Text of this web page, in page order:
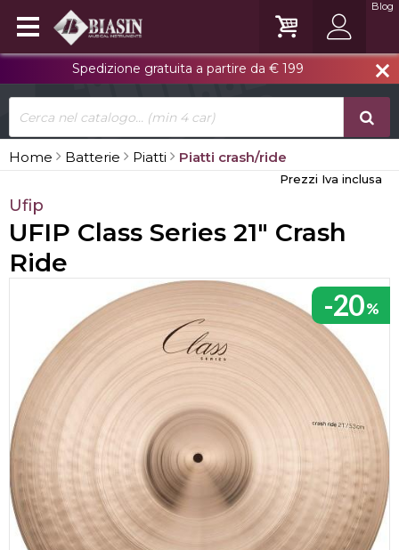
close
Spedizione gratuita a partire da € 199
Blog
Home Batterie Piatti Piatti crash/ride
Prezzi Iva inclusa
Ufip
UFIP Class Series 21" Crash
Ride
-20%